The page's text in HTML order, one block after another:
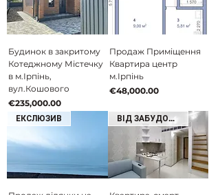
Будинок в закритому
Котеджному Містечку
в м.Ірпінь,
вул.Кошового
Price
€235,000.00
Продаж Приміщення
Квартира центр
м.Ірпінь
Price
€48,000.00
ЕКСЛЮЗИВ ВІД ЗАБУДОВНИКА